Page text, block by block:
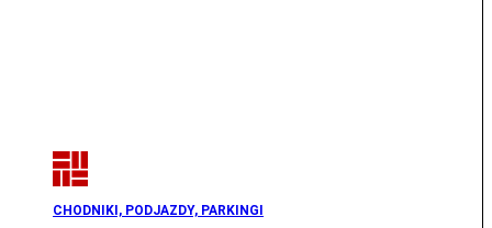
CHODNIKI, PODJAZDY, PARKINGI